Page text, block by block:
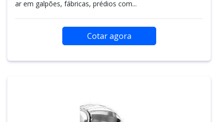
ar em galpões, fábricas, prédios com...
Cotar agora